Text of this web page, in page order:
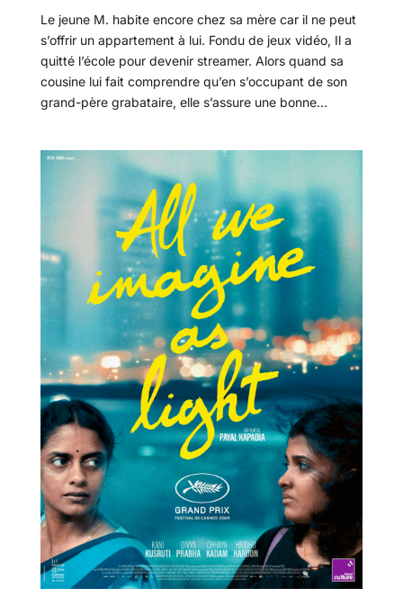
Le jeune M. habite encore chez sa mère car il ne peut
s’offrir un appartement à lui. Fondu de jeux vidéo, Il a
quitté l’école pour devenir streamer. Alors quand sa
cousine lui fait comprendre qu’en s’occupant de son
grand-père grabataire, elle s’assure une bonne...